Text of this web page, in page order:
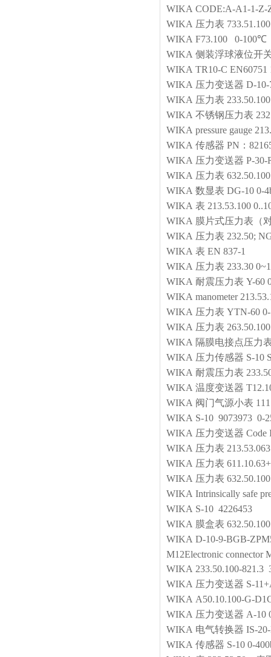
WIKA CODE:A-A1-1-Z-
WIKA 压力表 733.51.100
WIKA F73.100 0-100℃
WIKA 侧装浮球液位开
WIKA TR10-C
WIKA 压力变送器 D-10-
WIKA 压力表
WIKA 不锈钢压力表
WIKA pressure gauge
WIKA 传感器 PN：
WIKA 压力变送器 P-30-
WIKA 压力表
WIKA 数显表 DG-10 0-
WIKA 表 213.53.100
WIKA 膜片式压力表（
WIKA 压力表 232.50;
WIKA 表 EN 837-1
WIKA 压力表 233.30
WIKA 耐震压力表 Y-60
WIKA manometer
WIKA 压力表 YTN-60
WIKA 压力表
WIKA 隔膜电接点压力
WIKA 压力传感器 S-10
WIKA 耐震压力表
WIKA 温度变送器
WIKA 阀门气源小表
WIKA S-10 9073973 0-
WIKA 压力变送器 Code
WIKA 压力表
WIKA 压力表
WIKA 压力表
WIKA Intrinsically safe
WIKA S-10 4226453
WIKA 膜盒表
WIKA D-10-9-BGB-
M12Electronic connector
WIKA 233.50.100-
WIKA 压力变送器 S-
WIKA A50.10.100-G-
WIKA 压力变送器 A-10
WIKA 电气转换器 IS-
WIKA 传感器 S-10 0-